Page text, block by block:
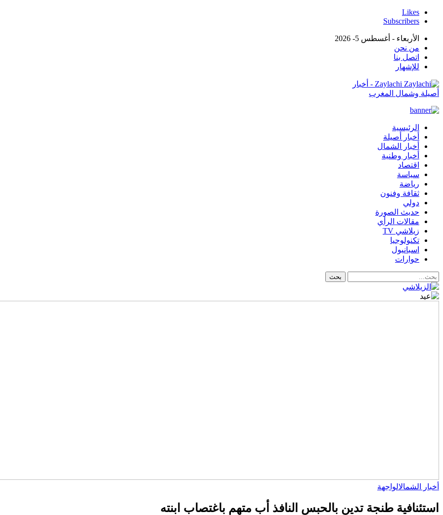
Likes
Subscribers
الأربعاء - أغسطس 5- 2026
من نحن
اتصل بنا
للإشهار
Zaylachi - أخبار
أصيلة وشمال المغرب
الرئيسية
أخبار أصيلة
أخبار الشمال
أخبار وطنية
اقتصاد
سياسة
رياضة
ثقافة وفنون
دولي
حديث الصورة
مقالات الرأي
زيلاشي TV
تكنولوجيا
اسبانيول
حوارات
أخبار الشمالالواجهة
استئنافية طنجة تدين بالحبس النافذ أب متهم باغتصاب ابنته